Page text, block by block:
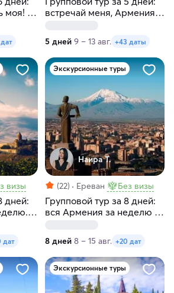
моя! С
встречай меня, Армения.
заездами по
воскресеньям и
понедельникам
5 дней 9 – 13 авг. +43 даты
визы
дней:
С
дат
Экскурсионные туры
Наира Т.
(22) Ереван Без визы
Групповой тур за 8 дней:
вся Армения за неделю с
8 дней 8 – 15 авг. +20 дат
Экскурсионные туры